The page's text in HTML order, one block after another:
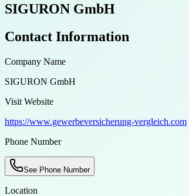
SIGURON GmbH
Contact Information
Company Name
SIGURON GmbH
Visit Website
https://www.gewerbeversicherung-vergleich.com
Phone Number
See Phone Number
Location